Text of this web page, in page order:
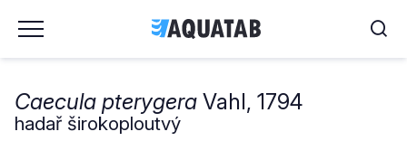
Caecula pterygera Vahl, 1794
hadař širokoploutvý